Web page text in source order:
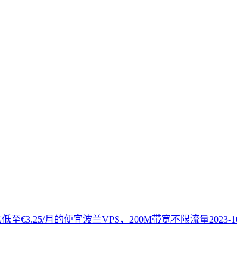
至€3.25/月的便宜波兰VPS，200M带宽不限流量2023-